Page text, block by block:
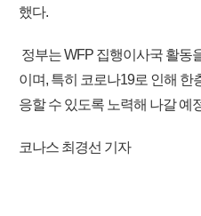
했다.
정부는 WFP 집행이사국 활동
이며, 특히 코로나19로 인해 한
응할 수 있도록 노력해 나갈 예
코나스 최경선 기자